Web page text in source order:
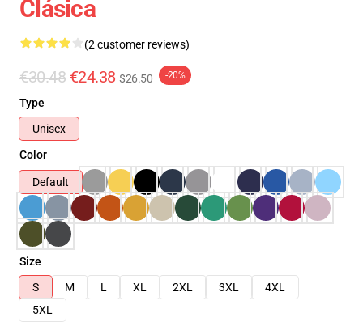
Clásica
(2 customer reviews)
€30.48 €24.38 $26.50 -20%
Type
Unisex
Color
Default
Size
S
M L XL 2XL 3XL
4XL
5XL